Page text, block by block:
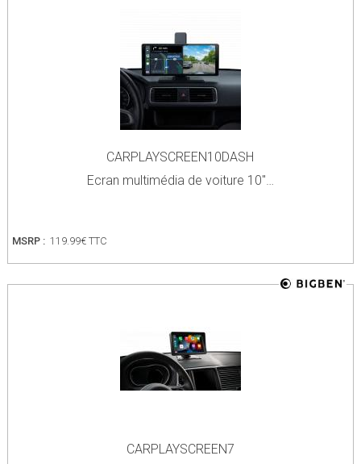
CARPLAYSCREEN10DASH
Ecran multimédia de voiture 10"…
MSRP : 119.99€ TTC
CARPLAYSCREEN7